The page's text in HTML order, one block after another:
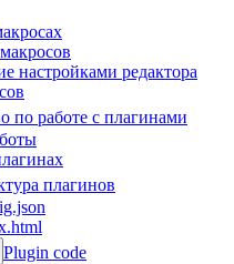
настройками редактора
по работе с плагинами
плагинов
Plugin code